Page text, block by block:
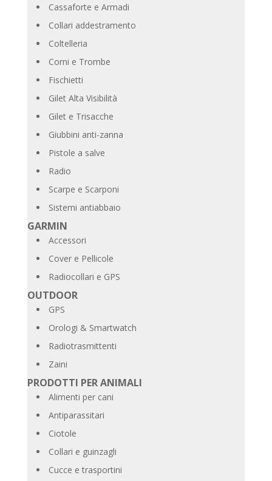
Cassaforte e Armadi
Collari addestramento
Coltelleria
Corni e Trombe
Fischietti
Gilet Alta Visibilità
Gilet e Trisacche
Giubbini anti-zanna
Pistole a salve
Radio
Scarpe e Scarponi
Sistemi antiabbaio
GARMIN
Accessori
Cover e Pellicole
Radiocollari e GPS
OUTDOOR
GPS
Orologi & Smartwatch
Radiotrasmittenti
Zaini
PRODOTTI PER ANIMALI
Alimenti per cani
Antiparassitari
Ciotole
Collari e guinzagli
Cucce e trasportini